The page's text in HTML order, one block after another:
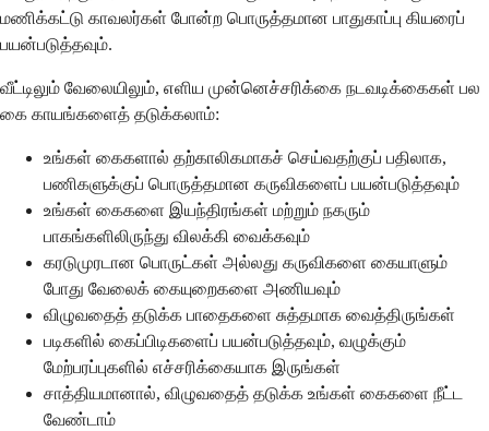
மணிக்கட்டு காவலர்கள் போன்ற பொருத்தமான பாதுகாப்பு கியரைப்
பயன்படுத்தவும்.
வீட்டிலும் வேலையிலும், எளிய முன்னெச்சரிக்கை நடவடிக்கைகள் பல
கை காயங்களைத் தடுக்கலாம்:
உங்கள் கைகளால் தற்காலிகமாகச் செய்வதற்குப் பதிலாக,
பணிகளுக்குப் பொருத்தமான கருவிகளைப் பயன்படுத்தவும்
உங்கள் கைகளை இயந்திரங்கள் மற்றும் நகரும்
பாகங்களிலிருந்து விலக்கி வைக்கவும்
கரடுமுரடான பொருட்கள் அல்லது கருவிகளை கையாளும்
போது வேலைக் கையுறைகளை அணியவும்
விழுவதைத் தடுக்க பாதைகளை சுத்தமாக வைத்திருங்கள்
படிகளில் கைப்பிடிகளைப் பயன்படுத்தவும், வழுக்கும்
மேற்பரப்புகளில் எச்சரிக்கையாக இருங்கள்
சாத்தியமானால், விழுவதைத் தடுக்க உங்கள் கைகளை நீட்ட
வேண்டாம்